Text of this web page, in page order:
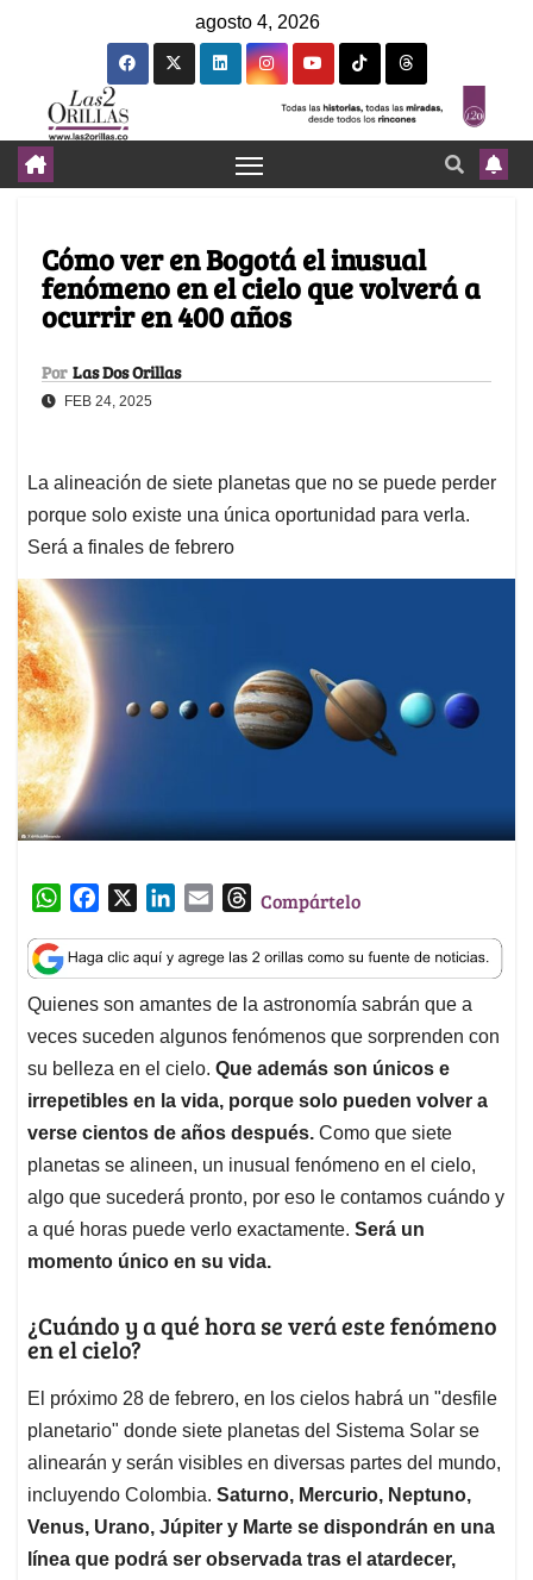
agosto 4, 2026
Cómo ver en Bogotá el inusual
fenómeno en el cielo que volverá a
ocurrir en 400 años
Por Las Dos Orillas
FEB 24, 2025
La alineación de siete planetas que no se puede perder
porque solo existe una única oportunidad para verla.
Será a finales de febrero
W
a
t
s
A
p
p
c
e
b
o
o
k
n
k
e
d
I
n
a
i
l
T
r
e
a
d
s
Compártelo
Quienes son amantes de la astronomía sabrán que a
veces suceden algunos fenómenos que sorprenden con
su belleza en el cielo. Que además son únicos e
irrepetibles en la vida, porque solo pueden volver a
verse cientos de años después. Como que siete
planetas se alineen, un inusual fenómeno en el cielo,
algo que sucederá pronto, por eso le contamos cuándo y
a qué horas puede verlo exactamente. Será un
momento único en su vida.
¿Cuándo y a qué hora se verá este fenómeno
en el cielo?
El próximo 28 de febrero, en los cielos habrá un "desfile
planetario" donde siete planetas del Sistema Solar se
alinearán y serán visibles en diversas partes del mundo,
incluyendo Colombia. Saturno, Mercurio, Neptuno,
Venus, Urano, Júpiter y Marte se dispondrán en una
línea que podrá ser observada tras el atardecer,